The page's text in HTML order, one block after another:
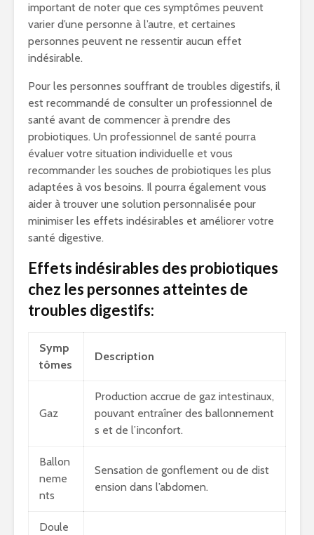
important de noter que ces symptômes peuvent
varier d’une personne à l’autre, et certaines
personnes peuvent ne ressentir aucun effet
indésirable.
Pour les personnes souffrant de troubles digestifs, il
est recommandé de consulter un professionnel de
santé avant de commencer à prendre des
probiotiques. Un professionnel de santé pourra
évaluer votre situation individuelle et vous
recommander les souches de probiotiques les plus
adaptées à vos besoins. Il pourra également vous
aider à trouver une solution personnalisée pour
minimiser les effets indésirables et améliorer votre
santé digestive.
Effets indésirables des probiotiques
chez les personnes atteintes de
troubles digestifs:
Symp
tômes
Description
Gaz
Production accrue de gaz intestinaux,
pouvant entraîner des ballonnement
s et de l’inconfort.
Ballon
neme
nts
Sensation de gonflement ou de dist
ension dans l’abdomen.
Doule